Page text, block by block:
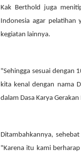
Kak Berthold juga
Indonesia agar pelatihan
kegiatan lainnya.
"Sehingga sesuai dengan
kita kenal dengan nama
dalam Dasa Karya
Ditambahkannya,
"Karena itu kami